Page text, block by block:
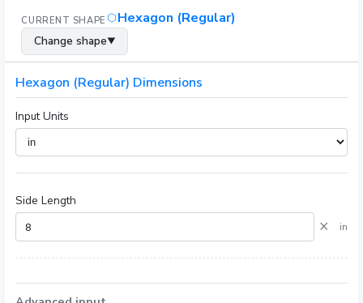
その他のツール
CURRENT SHAPE Hexagon (Regular)
Change shape▼
Hexagon (Regular) Dimensions
Input Units
Side Length
× in